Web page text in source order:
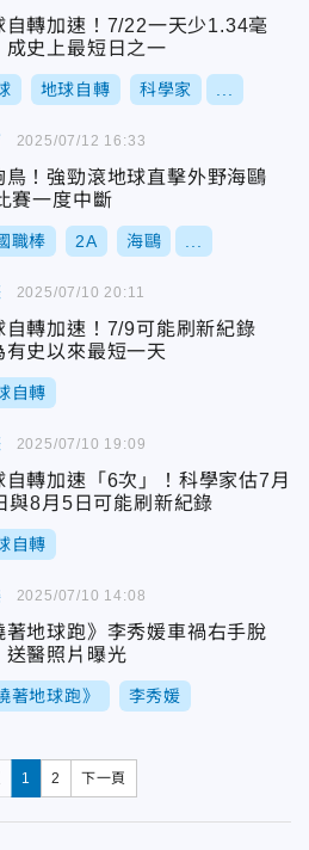
自轉加速！7/22一天少1.34毫
史上最短日之一
地球自轉 科學家
鳥！強勁滾地球直擊外野海鷗
賽一度中斷
職棒 2A 海鷗
2025/07/12 16:33
自轉加速！7/9可能刷新紀錄
有史以來最短一天
自轉
2025/07/10 20:11
自轉加速「6次」！科學家估7月
與8月5日可能刷新紀錄
自轉
2025/07/10 19:09
著地球跑》李秀媛車禍右手脫
醫照片曝光
著地球跑》 李秀媛
2025/07/10 14:08
1 2 下一頁